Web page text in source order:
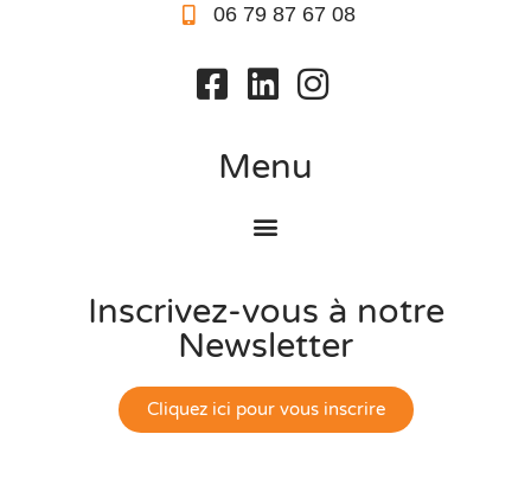
06 79 87 67 08
Menu
Inscrivez-vous à notre
Newsletter
Cliquez ici pour vous inscrire